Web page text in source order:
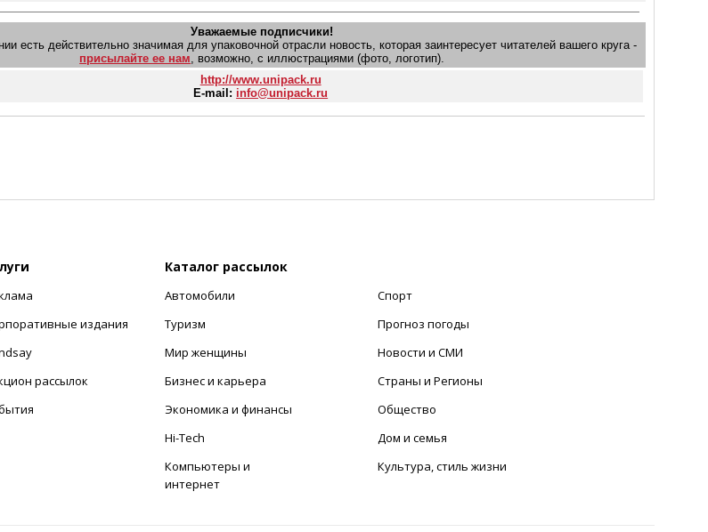
Уважаемые подписчики!
есть действительно значимая для упаковочной отрасли новость, которая заинтересует читателей вашего круга -
присылайте ее нам, возможно, с иллюстрациями (фото, логотип).
http://www.unipack.ru
E-mail: info@unipack.ru
издания
рассылок
Каталог рассылок
Автомобили
Туризм
Мир женщины
Бизнес и карьера
Экономика и финансы
Hi-Tech
Компьютеры и
интернет
Спорт
Прогноз погоды
Новости и СМИ
Страны и Регионы
Общество
Дом и семья
Культура, стиль жизни